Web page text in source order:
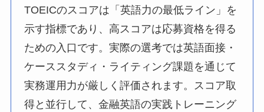
TOEICのスコアは「英語力の最低ライン」を
示す指標であり、高スコアは応募資格を得る
ための入口です。実際の選考では英語面接・
ケーススタディ・ライティング課題を通じて
実務運用力が厳しく評価されます。スコア取
得と並行して、金融英語の実践トレーニング